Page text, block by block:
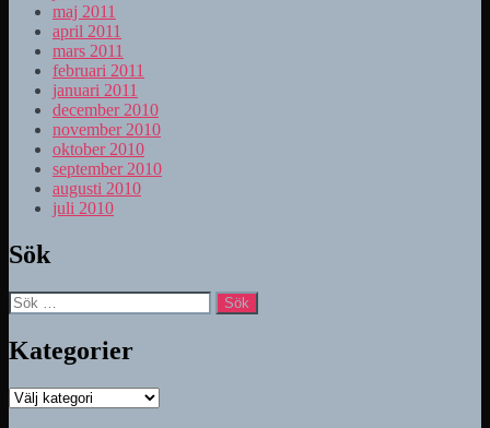
maj 2011
april 2011
mars 2011
februari 2011
januari 2011
december 2010
november 2010
oktober 2010
september 2010
augusti 2010
juli 2010
Sök
Sök
efter:
Kategorier
Kategorier